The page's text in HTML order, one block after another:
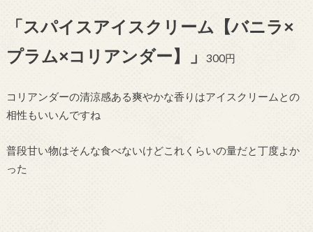
「スパイスアイスクリーム【バニラ×
プラム×コリアンダー】」
300円
コリアンダーの清涼感ある爽やかな香りはアイスクリームとの
相性もいいんですね
普段甘い物はそんな食べないけどこれくらいの量だと丁度よか
った